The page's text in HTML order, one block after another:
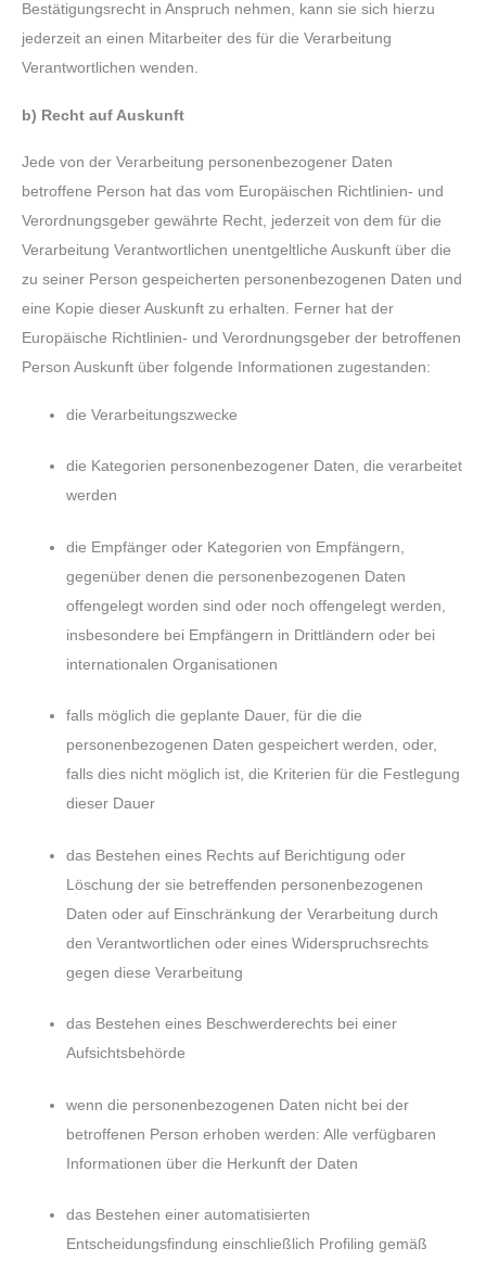
Bestätigungsrecht in Anspruch nehmen, kann sie sich hierzu
jederzeit an einen Mitarbeiter des für die Verarbeitung
Verantwortlichen wenden.
b) Recht auf Auskunft
Jede von der Verarbeitung personenbezogener Daten
betroffene Person hat das vom Europäischen Richtlinien- und
Verordnungsgeber gewährte Recht, jederzeit von dem für die
Verarbeitung Verantwortlichen unentgeltliche Auskunft über die
zu seiner Person gespeicherten personenbezogenen Daten und
eine Kopie dieser Auskunft zu erhalten. Ferner hat der
Europäische Richtlinien- und Verordnungsgeber der betroffenen
Person Auskunft über folgende Informationen zugestanden:
die Verarbeitungszwecke
die Kategorien personenbezogener Daten, die verarbeitet
werden
die Empfänger oder Kategorien von Empfängern,
gegenüber denen die personenbezogenen Daten
offengelegt worden sind oder noch offengelegt werden,
insbesondere bei Empfängern in Drittländern oder bei
internationalen Organisationen
falls möglich die geplante Dauer, für die die
personenbezogenen Daten gespeichert werden, oder,
falls dies nicht möglich ist, die Kriterien für die Festlegung
dieser Dauer
das Bestehen eines Rechts auf Berichtigung oder
Löschung der sie betreffenden personenbezogenen
Daten oder auf Einschränkung der Verarbeitung durch
den Verantwortlichen oder eines Widerspruchsrechts
gegen diese Verarbeitung
das Bestehen eines Beschwerderechts bei einer
Aufsichtsbehörde
wenn die personenbezogenen Daten nicht bei der
betroffenen Person erhoben werden: Alle verfügbaren
Informationen über die Herkunft der Daten
das Bestehen einer automatisierten
Entscheidungsfindung einschließlich Profiling gemäß